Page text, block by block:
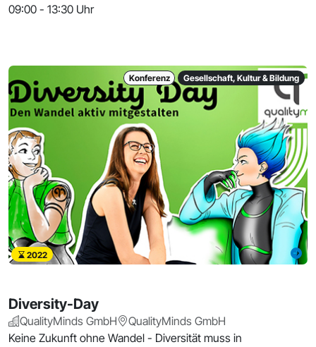
09:00 - 13:30 Uhr
Konferenz Gesellschaft, Kultur & Bildung
2022
Diversity-Day
QualityMinds GmbH
QualityMinds GmbH
Keine Zukunft ohne Wandel - Diversität muss in